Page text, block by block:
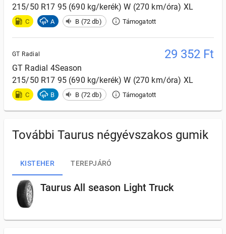
215/50 R17 95 (690 kg/kerék) W (270 km/óra) XL
C A B (72 db) Támogatott
GT Radial 29 352 Ft
GT Radial 4Season
215/50 R17 95 (690 kg/kerék) W (270 km/óra) XL
C B B (72 db) Támogatott
További Taurus négyévszakos gumik
KISTEHER TEREPJÁRÓ
Taurus All season Light Truck